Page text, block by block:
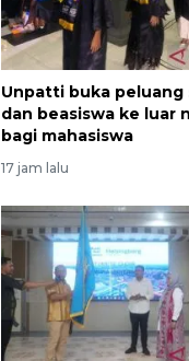
Unpatti buka peluang
dan beasiswa ke luar
bagi mahasiswa
17 jam lalu